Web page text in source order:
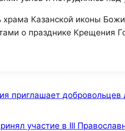
храма Казанской иконы
о празднике Крещения
приглашает
участие в III